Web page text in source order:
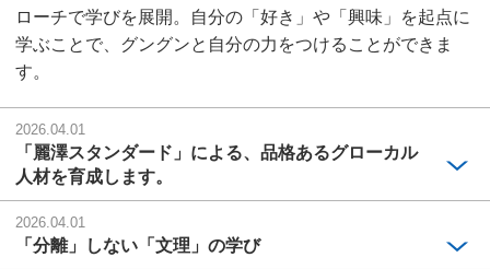
ローチで学びを展開。自分の「好き」や「興味」を起点に
学ぶことで、グングンと自分の力をつけることができま
す。
2026.04.01
「麗澤スタンダード」による、品格あるグローカル
人材を育成します。
2026.04.01
「分離」しない「文理」の学び